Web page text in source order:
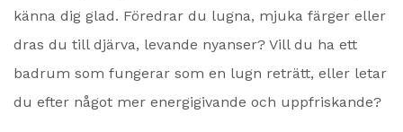
känna dig glad. Föredrar du lugna, mjuka färger eller
dras du till djärva, levande nyanser? Vill du ha ett
badrum som fungerar som en lugn reträtt, eller letar
du efter något mer energigivande och uppfriskande?